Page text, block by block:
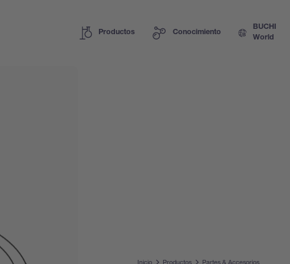
Productos Conocimiento
BUCHI
World
Inicio Productos Partes & Accesorios